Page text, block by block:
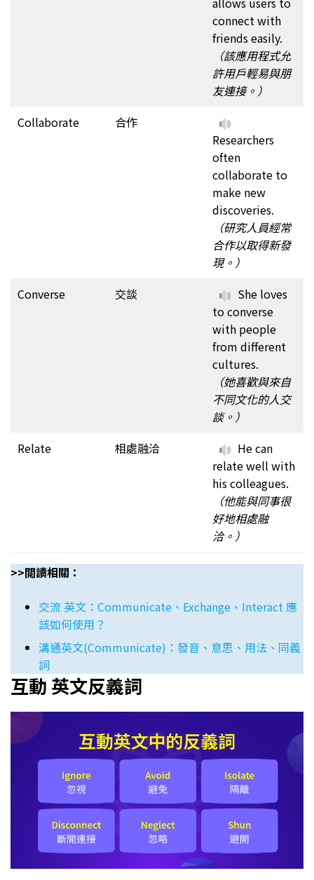
connect with
friends easily.
（該應用程式允
許用戶輕易與朋
友連接。）
Collaborate
合作
Researchers
often
collaborate to
make new
discoveries.
（研究人員經常
合作以取得新發
現。）
Converse
交談
She loves
to converse
with people
from different
cultures.
（她喜歡與來自
不同文化的人交
談。）
Relate
相處融洽
He can
relate well with
his colleagues.
（他能與同事很
好地相處融
洽。）
>>閲讀相關：
交流 英文：Communicate、Exchange、Interact 應
該如何使用？
溝通英文(Communicate)：發音、意思、用法、同義
詞
互動 英文反義詞